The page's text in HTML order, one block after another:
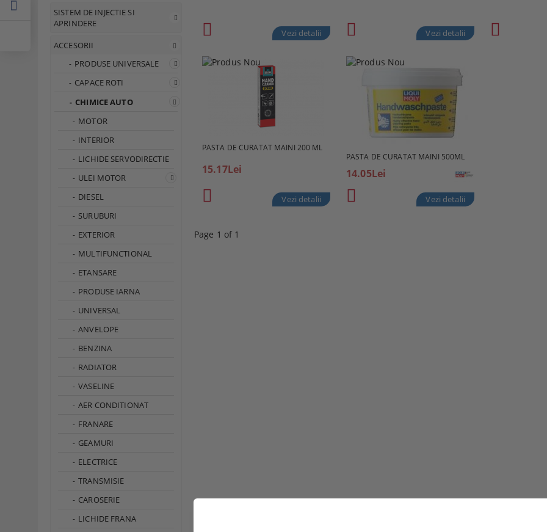
SISTEM DE INJECTIE SI
APRINDERE
ACCESORII
PRODUSE UNIVERSALE
CAPACE ROTI
CHIMICE AUTO
MOTOR
INTERIOR
LICHIDE SERVODIRECTIE
ULEI MOTOR
DIESEL
SURUBURI
EXTERIOR
MULTIFUNCTIONAL
ETANSARE
PRODUSE IARNA
UNIVERSAL
ANVELOPE
BENZINA
RADIATOR
VASELINE
AER CONDITIONAT
FRANARE
GEAMURI
ELECTRICE
TRANSMISIE
CAROSERIE
LICHIDE FRANA
Vezi detalii Vezi detalii
PASTA DE CURATAT MAINI 200 ML
15.17Lei
Vezi detalii
PASTA DE CURATAT MAINI 500ML
14.05Lei
Vezi detalii
Page 1 of 1